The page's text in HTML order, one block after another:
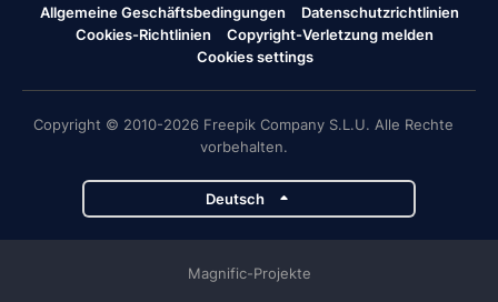
Allgemeine Geschäftsbedingungen
Datenschutzrichtlinien
Cookies-Richtlinien
Copyright-Verletzung melden
Cookies settings
Copyright © 2010-2026 Freepik Company S.L.U. Alle Rechte
vorbehalten.
Deutsch
Magnific-Projekte